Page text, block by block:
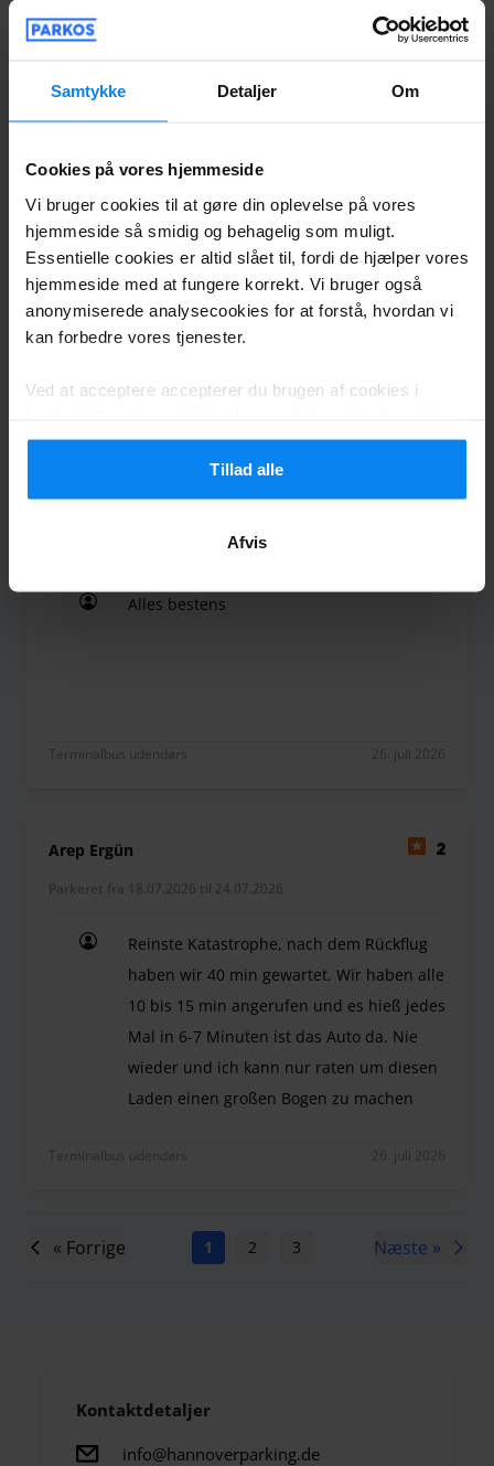
Samtykke Detaljer Om
Cookies på vores hjemmeside
Vi bruger cookies til at gøre din oplevelse på vores
hjemmeside så smidig og behagelig som muligt.
Essentielle cookies er altid slået til, fordi de hjælper vores
hjemmeside med at fungere korrekt. Vi bruger også
anonymiserede analysecookies for at forstå, hvordan vi
kan forbedre vores tjenester.
Ved at acceptere accepterer du brugen af cookies i
justere dine indstillinger. For alle detaljer, tjek vores
Tillad alle
Afvis
Alles hat wunderbar geklappt. Wir haben hier
Hendrik Bender
Parkeret fra 13.07.2026 til 23.07.2026
Sehr freundliche Mitarbeiter. Gute
Erreichbarkeit. TOP Service.
Sehr freundliche Mitarbeiter. Gute
Parkeret fra 17.07.2026 til 25.07.2026
Alles bestens
Terminalbus udendørs 26. juli 2026
Arep Ergün 2
Parkeret fra 18.07.2026 til 24.07.2026
Reinste Katastrophe, nach dem Rückflug
haben wir 40 min gewartet. Wir haben alle
10 bis 15 min angerufen und es hieß jedes
Mal in 6-7 Minuten ist das Auto da. Nie
wieder und ich kann nur raten um diesen
Laden einen großen Bogen zu machen
Terminalbus udendørs 26. juli 2026
« Forrige 1 2 3 5 6
Næste »
Kontaktdetaljer
info@hannoverparking.de